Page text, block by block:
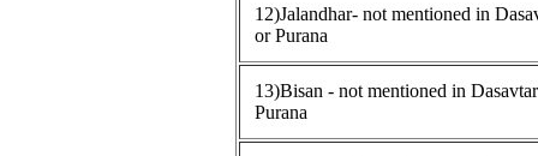
12)Jalandhar- not mentioned in
or Purana
13)Bisan - not mentioned in
Purana